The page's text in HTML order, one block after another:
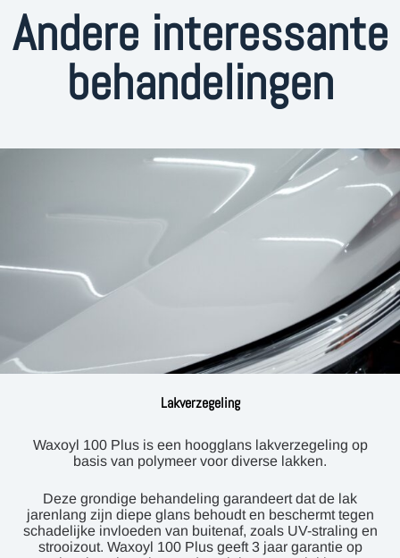
Andere interessante
behandelingen
Lakverzegeling
Waxoyl 100 Plus is een hoogglans lakverzegeling op
basis van polymeer voor diverse lakken.
Deze grondige behandeling garandeert dat de lak
jarenlang zijn diepe glans behoudt en beschermt tegen
schadelijke invloeden van buitenaf, zoals UV-straling en
strooizout. Waxoyl 100 Plus geeft 3 jaar garantie op